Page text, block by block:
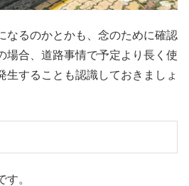
なるのかとかも、念のために確認
場合、道路事情で予定より長く使
生することも認識しておきましょ
。